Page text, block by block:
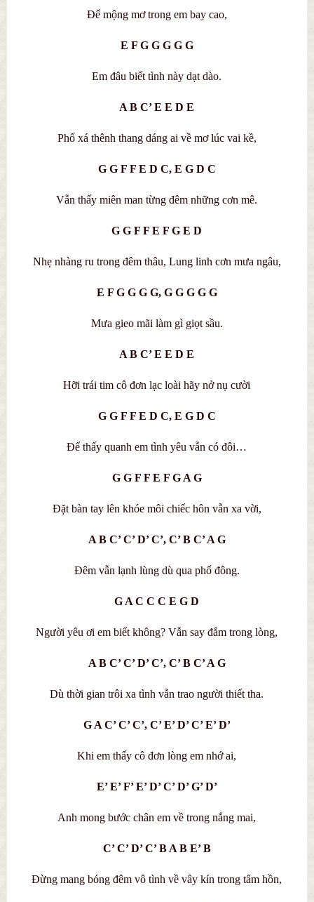
Để mộng mơ trong em bay cao,
E F G G G G G
Em đâu biết tình này dạt dào.
A B C’ E E D E
Phố xá thênh thang dáng ai về mơ lúc vai kề,
G G F F E D C, E G D C
Vẫn thấy miên man từng đêm những cơn mê.
G G F F E F G E D
Nhẹ nhàng ru trong đêm thâu, Lung linh cơn mưa ngâu,
E F G G G G, G G G G G
Mưa gieo mãi làm gì giọt sầu.
A B C’ E E D E
Hỡi trái tim cô đơn lạc loài hãy nở nụ cười
G G F F E D C, E G D C
Để thấy quanh em tình yêu vẫn có đôi…
G G F F E F G A G
Đặt bàn tay lên khóe môi chiếc hôn vẫn xa vời,
A B C’ C’ D’ C’, C’ B C’ A G
Đêm vẫn lạnh lùng dù qua phố đông.
G A C C C E G D
Người yêu ơi em biết không? Vẫn say đắm trong lòng,
A B C’ C’ D’ C’, C’ B C’ A G
Dù thời gian trôi xa tình vẫn trao người thiết tha.
G A C’ C’ C’, C’ E’ D’ C’ E’ D’
Khi em thấy cô đơn lòng em nhớ ai,
E’ E’ F’ E’ D’ C’ D’ G’ D’
Anh mong bước chân em về trong nắng mai,
C’ C’ D’ C’ B A B E’ B
Đừng mang bóng đêm vô tình về vây kín trong tâm hồn,